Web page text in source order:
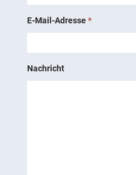
E-Mail-Adresse*
Nachricht